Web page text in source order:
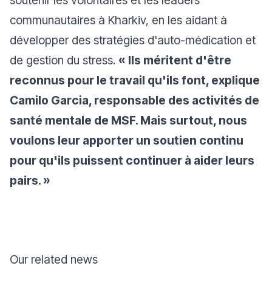
communautaires à Kharkiv, en les aidant à
développer des stratégies d'auto-médication et
de gestion du stress. « Ils méritent d'être
reconnus pour le travail qu'ils font, explique
Camilo Garcia, responsable des activités de
santé mentale de MSF. Mais surtout, nous
voulons leur apporter un soutien continu
pour qu'ils puissent continuer à aider leurs
pairs. »
Our related news